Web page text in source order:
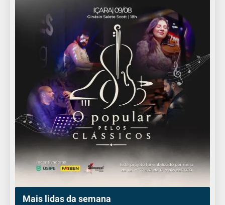
Mais lidas da semana